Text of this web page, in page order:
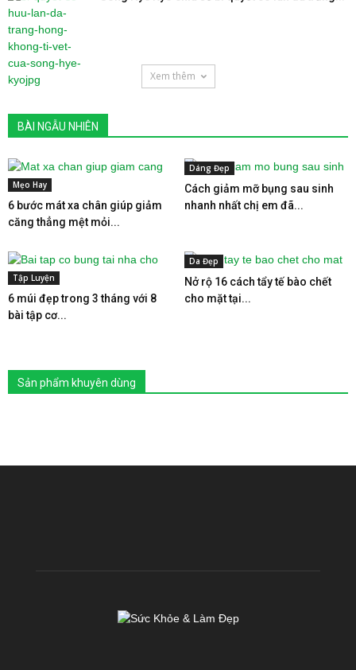
Xem thêm
BÀI NGẪU NHIÊN
Mẹo Hay
6 bước mát xa chân giúp giảm
căng thẳng mệt mỏi...
Dáng Đẹp
Cách giảm mỡ bụng sau sinh
nhanh nhất chị em đã...
Tập Luyện
6 múi đẹp trong 3 tháng với 8
bài tập cơ...
Da Đẹp
Nở rộ 16 cách tẩy tế bào chết
cho mặt tại...
Sản phẩm khuyên dùng